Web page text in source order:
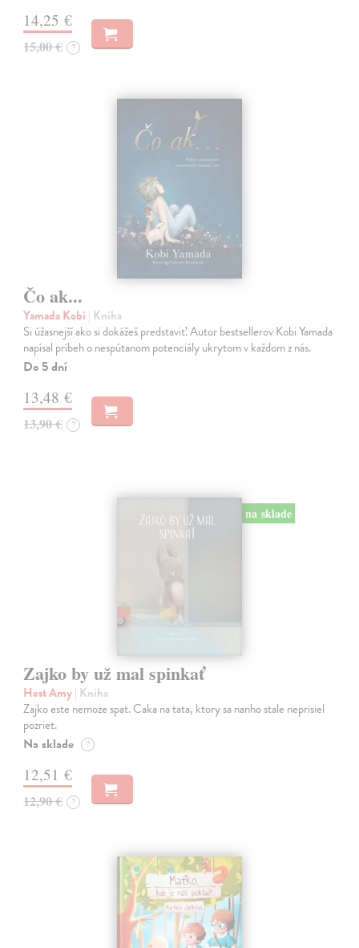
14,25 €
15,00 € ?
Čo ak...
Yamada Kobi | Kniha
Si úžasnejší ako si dokážeš predstaviť. Autor bestsellerov Kobi Yamada
napísal príbeh o nespútanom potenciály ukrytom v každom z nás.
Do 5 dní
13,48 €
13,90 € ?
na sklade
Zajko by už mal spinkať
Hest Amy| Kniha
Zajko este nemoze spat. Caka na tata, ktory sa nanho stale neprisiel
pozriet.
Na sklade ?
12,51 €
12,90 € ?